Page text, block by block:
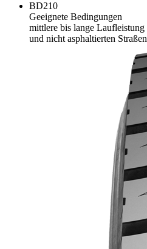
BD210
Geeignete Bedingungen
mittlere bis lange
und nicht asphaltierten Straßen